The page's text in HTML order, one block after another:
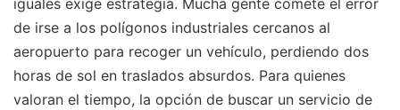
iguales exige estrategia. Mucha gente comete el error
de irse a los polígonos industriales cercanos al
aeropuerto para recoger un vehículo, perdiendo dos
horas de sol en traslados absurdos. Para quienes
valoran el tiempo, la opción de buscar un servicio de